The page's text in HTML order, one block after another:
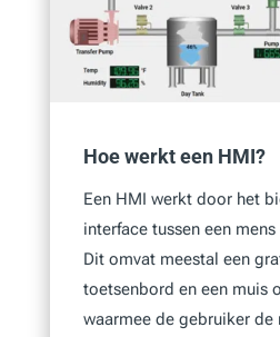
Hoe werkt een HMI?
Een HMI werkt door het
interface tussen een
Dit omvat meestal een
toetsenbord en een muis
waarmee de gebruiker